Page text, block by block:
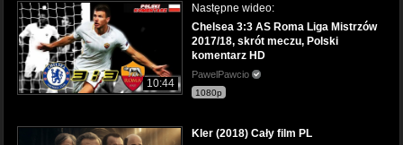
10:44
Następne wideo:
Chelsea 3:3 AS Roma Liga Mistrzów
2017/18, skrót meczu, Polski
komentarz HD
PawelPawcio
1080p
Kler (2018) Cały film PL